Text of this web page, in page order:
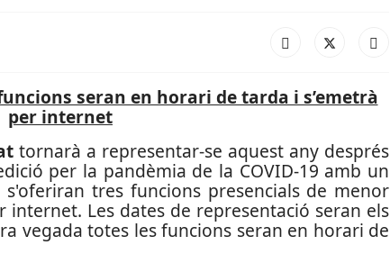
seran en horari de tarda i s’emetrà
per internet
tornarà a representar-se aquest any després
per la pandèmia de la COVID-19 amb un
tres funcions presencials de menor
Les dates de representació seran els
vegada totes les funcions seran en horari de